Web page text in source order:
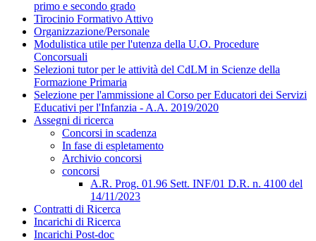
primo e secondo grado
Tirocinio Formativo Attivo
Organizzazione/Personale
Modulistica utile per l'utenza della U.O. Procedure
Concorsuali
Selezioni tutor per le attività del CdLM in Scienze della
Formazione Primaria
Selezione per l'ammissione al Corso per Educatori dei Servizi
Educativi per l'Infanzia - A.A. 2019/2020
Assegni di ricerca
Concorsi in scadenza
In fase di espletamento
Archivio concorsi
concorsi
A.R. Prog. 01.96 Sett. INF/01 D.R. n. 4100 del
14/11/2023
Contratti di Ricerca
Incarichi di Ricerca
Incarichi Post-doc